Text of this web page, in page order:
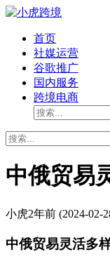
首页
社媒运营
谷歌推广
国内服务
跨境电商
中俄贸易
小虎2年前 (2024-02-
中俄贸易灵活多